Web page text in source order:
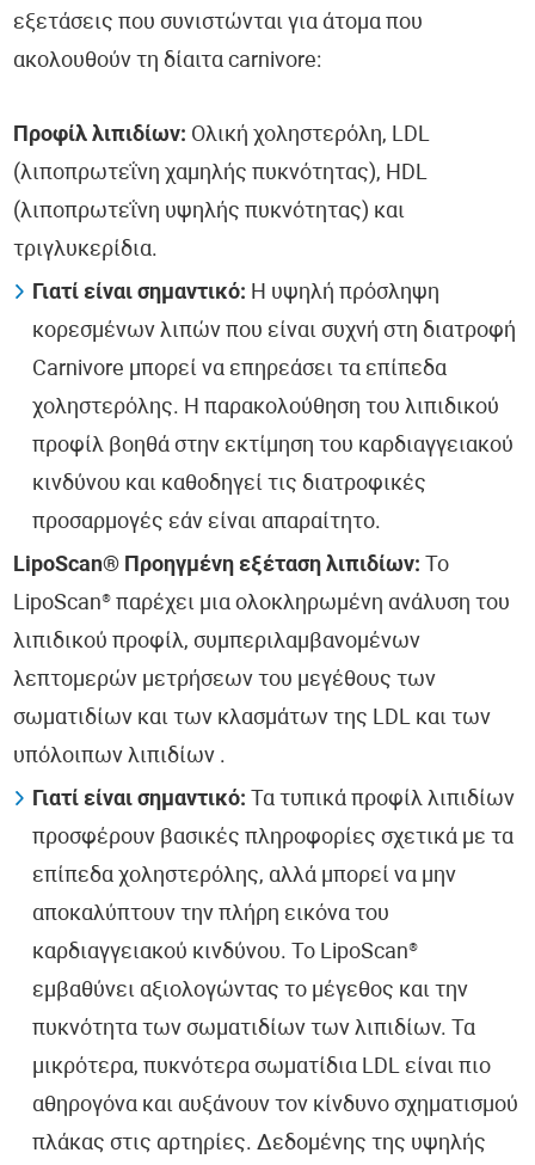
εξετάσεις που συνιστώνται για άτομα που
ακολουθούν τη δίαιτα carnivore:
Προφίλ λιπιδίων: Ολική χοληστερόλη, LDL
(λιποπρωτεΐνη χαμηλής πυκνότητας), HDL
(λιποπρωτεΐνη υψηλής πυκνότητας) και
τριγλυκερίδια.
Γιατί είναι σημαντικό: Η υψηλή πρόσληψη
κορεσμένων λιπών που είναι συχνή στη διατροφή
Carnivore μπορεί να επηρεάσει τα επίπεδα
χοληστερόλης. Η παρακολούθηση του λιπιδικού
προφίλ βοηθά στην εκτίμηση του καρδιαγγειακού
κινδύνου και καθοδηγεί τις διατροφικές
προσαρμογές εάν είναι απαραίτητο.
LipoScan® Προηγμένη εξέταση λιπιδίων: Το
LipoScan® παρέχει μια ολοκληρωμένη ανάλυση του
λιπιδικού προφίλ, συμπεριλαμβανομένων
λεπτομερών μετρήσεων του μεγέθους των
σωματιδίων και των κλασμάτων της LDL και των
υπόλοιπων λιπιδίων .
Γιατί είναι σημαντικό: Τα τυπικά προφίλ λιπιδίων
προσφέρουν βασικές πληροφορίες σχετικά με τα
επίπεδα χοληστερόλης, αλλά μπορεί να μην
αποκαλύπτουν την πλήρη εικόνα του
καρδιαγγειακού κινδύνου. Το LipoScan®
εμβαθύνει αξιολογώντας το μέγεθος και την
πυκνότητα των σωματιδίων των λιπιδίων. Τα
μικρότερα, πυκνότερα σωματίδια LDL είναι πιο
αθηρογόνα και αυξάνουν τον κίνδυνο σχηματισμού
πλάκας στις αρτηρίες. Δεδομένης της υψηλής